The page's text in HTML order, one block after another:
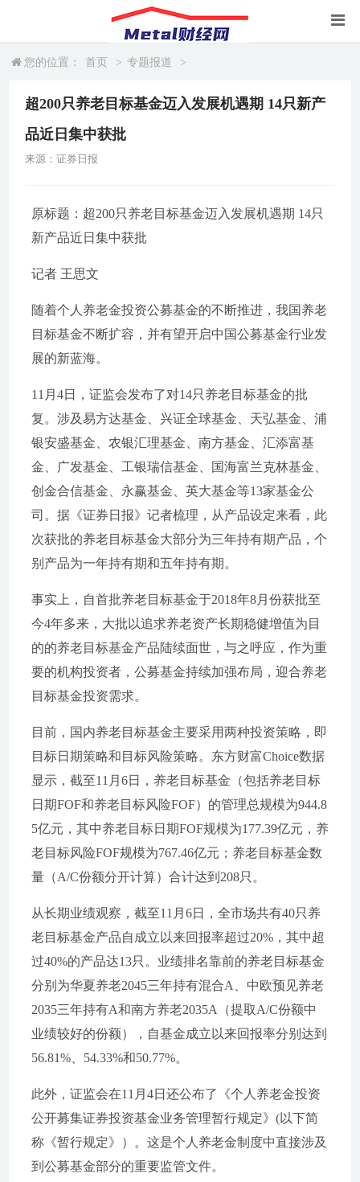
您的位置： 首页 > 专题报道 >
超200只养老目标基金迈入发展机遇期 14只新产
品近日集中获批
来源：证券日报
原标题：超200只养老目标基金迈入发展机遇期 14只
新产品近日集中获批
记者 王思文
随着个人养老金投资公募基金的不断推进，我国养老
目标基金不断扩容，并有望开启中国公募基金行业发
展的新蓝海。
11月4日，证监会发布了对14只养老目标基金的批
复。涉及易方达基金、兴证全球基金、天弘基金、浦
银安盛基金、农银汇理基金、南方基金、汇添富基
金、广发基金、工银瑞信基金、国海富兰克林基金、
创金合信基金、永赢基金、英大基金等13家基金公
司。据《证券日报》记者梳理，从产品设定来看，此
次获批的养老目标基金大部分为三年持有期产品，个
别产品为一年持有期和五年持有期。
事实上，自首批养老目标基金于2018年8月份获批至
今4年多来，大批以追求养老资产长期稳健增值为目
的的养老目标基金产品陆续面世，与之呼应，作为重
要的机构投资者，公募基金持续加强布局，迎合养老
目标基金投资需求。
目前，国内养老目标基金主要采用两种投资策略，即
目标日期策略和目标风险策略。东方财富Choice数据
显示，截至11月6日，养老目标基金（包括养老目标
日期FOF和养老目标风险FOF）的管理总规模为944.8
5亿元，其中养老目标日期FOF规模为177.39亿元，养
老目标风险FOF规模为767.46亿元；养老目标基金数
量（A/C份额分开计算）合计达到208只。
从长期业绩观察，截至11月6日，全市场共有40只养
老目标基金产品自成立以来回报率超过20%，其中超
过40%的产品达13只。业绩排名靠前的养老目标基金
分别为华夏养老2045三年持有混合A、中欧预见养老
2035三年持有A和南方养老2035A（提取A/C份额中
业绩较好的份额），自基金成立以来回报率分别达到
56.81%、54.33%和50.77%。
此外，证监会在11月4日还公布了《个人养老金投资
公开募集证券投资基金业务管理暂行规定》(以下简
称《暂行规定》）。这是个人养老金制度中直接涉及
到公募基金部分的重要监管文件。